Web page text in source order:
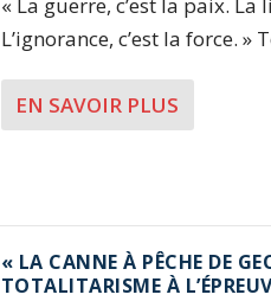
L’ignorance, c’est la force. »
EN SAVOIR PLUS
« LA CANNE À PÊCHE DE
TOTALITARISME À